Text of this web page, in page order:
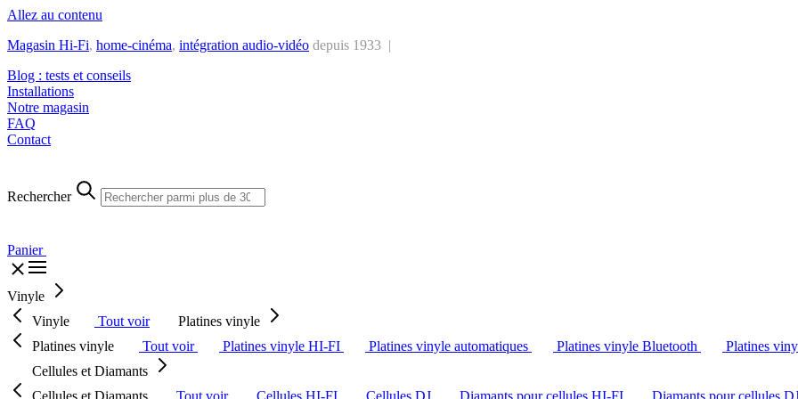
Allez au contenu
Magasin Hi-Fi, home-cinéma, intégration audio-vidéo depuis 1933 |
Blog : tests et conseils
Installations
Notre magasin
FAQ
Contact
Rechercher
Panier
Vinyle
Vinyle
Tout voir
Platines vinyle
Platines vinyle
Tout voir Platines vinyle HI-FI Platines vinyle automatiques Platines vinyle Bluetooth
Platines
Cellules et Diamants
Cellules et Diamants
Tout voir Cellules HI-FI Cellules DJ Diamants pour cellules HI-FI
Diamants pour cellules